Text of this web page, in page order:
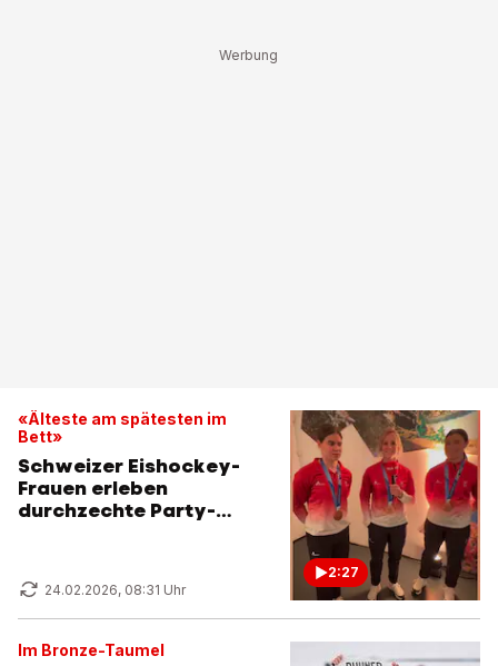
«Älteste am spätesten im
Bett»
Schweizer Eishockey-
Frauen erleben
durchzechte Party-
24.02.2026, 08:31 Uhr
2:27
Im Bronze-Taumel